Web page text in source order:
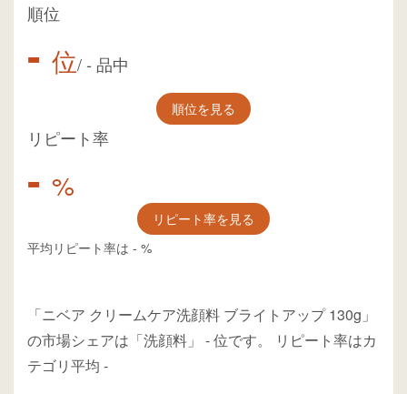
順位
- 位/- 品中
順位を見る
リピート率
- %
リピート率を見る
平均リピート率は - %
「ニベア クリームケア洗顔料 ブライトアップ 130g」
の市場シェアは「洗顔料」 -位です。
リピート率はカ
テゴリ平均 -